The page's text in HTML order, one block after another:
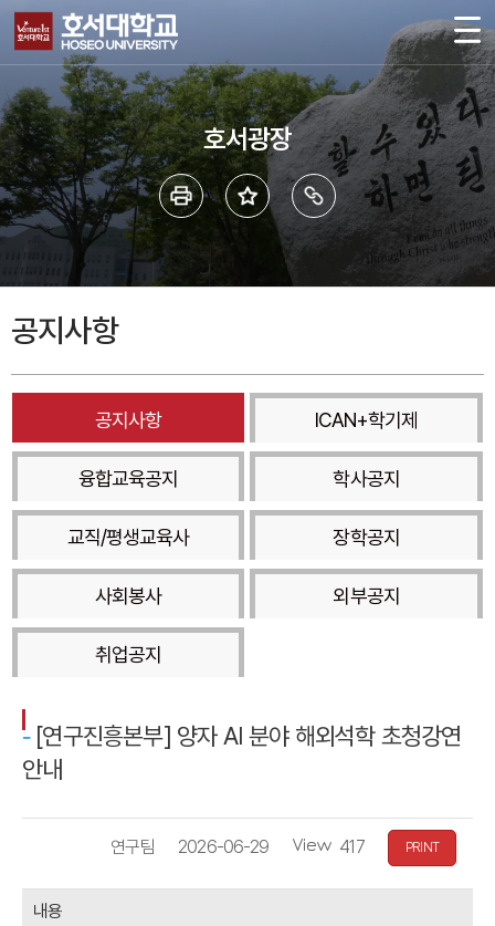
호서광장
공지사항
공지사항 ICAN+학기제
융합교육공지 학사공지
교직/평생교육사 장학공지
사회봉사 외부공지
취업공지
[연구진흥본부] 양자 AI 분야 해외석학 초청강연
안내
연구팀 2026-06-29 417 PRINT
내용